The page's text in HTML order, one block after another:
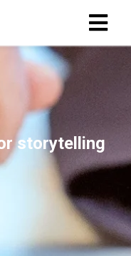
storytelling